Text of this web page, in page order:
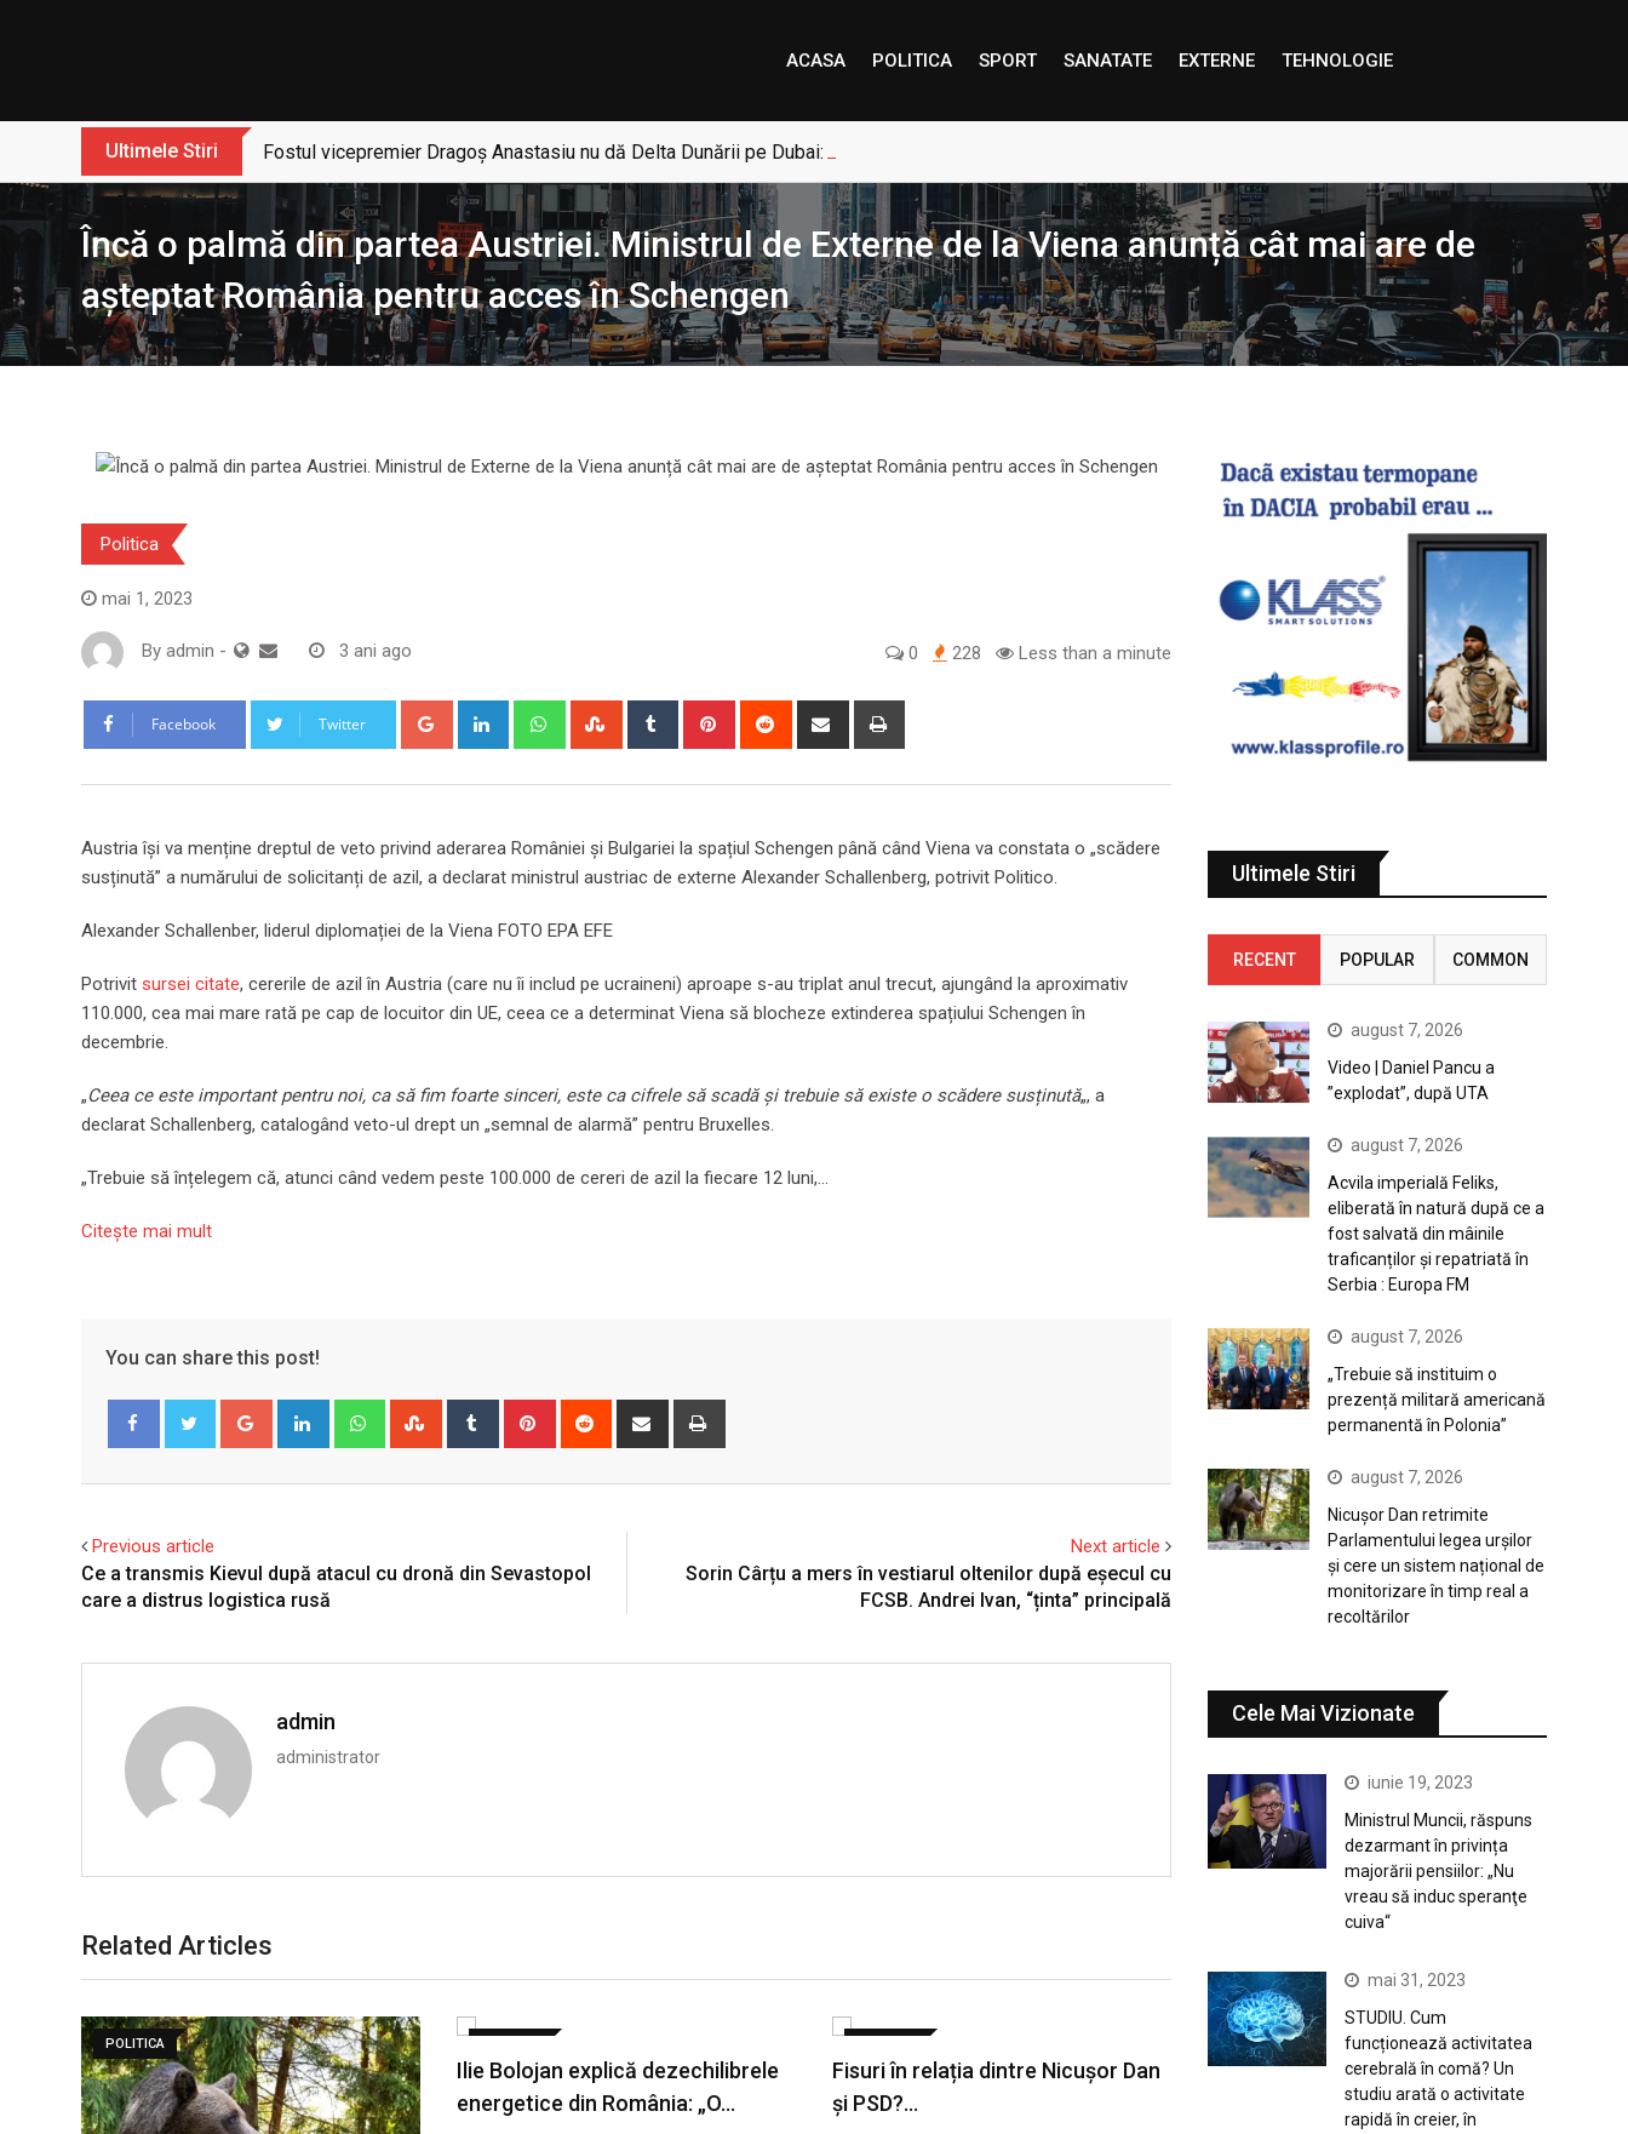
ACASA POLITICA SPORT SANATATE EXTERNE TEHNOLOGIE
Ultimele Stiri Fostul vicepremier Dragoș Anastasiu nu dă Delta Dunării pe Dubai: „Uneori, Paradisul este mai aproape decât credem”
Încă o palmă din partea Austriei. Ministrul de Externe de la Viena anunță cât mai are de
așteptat România pentru acces în Schengen
Politica
mai 1, 2023
By admin - 3 ani ago 0 228 Less than a minute
Facebook Twitter Google+ LinkedIn WhatsappStumbleUpon
Tumblr Pinterest Reddit
Share
Austria își va menține dreptul de veto privind aderarea României și Bulgariei la spațiul Schengen până când Viena va constata o „scădere
susținută” a numărului de solicitanți de azil, a declarat ministrul austriac de externe Alexander Schallenberg, potrivit Politico.
Alexander Schallenber, liderul diplomației de la Viena FOTO EPA EFE
Potrivit sursei citate, cererile de azil în Austria (care nu îi includ pe ucraineni) aproape s-au triplat anul trecut, ajungând la aproximativ
110.000, cea mai mare rată pe cap de locuitor din UE, ceea ce a determinat Viena să blocheze extinderea spațiului Schengen în
decembrie.
„Ceea ce este important pentru noi, ca să fim foarte sinceri, este ca cifrele să scadă și trebuie să existe o scădere susținută„, a
declarat Schallenberg, catalogând veto-ul drept un „semnal de alarmă” pentru Bruxelles.
„Trebuie să înțelegem că, atunci când vedem peste 100.000 de cereri de azil la fiecare 12 luni,…
Citeşte mai mult
You can share this post!
Google+ LinkedIn WhatsappStumbleUpon
Tumblr Pinterest Reddit
Share
Previous article
Ce a transmis Kievul după atacul cu dronă din Sevastopol
care a distrus logistica rusă
Next article
Sorin Cârțu a mers în vestiarul oltenilor după eșecul cu
FCSB. Andrei Ivan, “ținta” principală
admin
administrator
Related Articles
POLITICA
Ilie Bolojan explică dezechilibrele
energetice din România: „O…
Fisuri în relația dintre Nicușor Dan
și PSD?…
Ultimele Stiri
RECENT POPULAR COMMON
august 7, 2026
Video | Daniel Pancu a
”explodat”, după UTA
august 7, 2026
Acvila imperială Feliks,
eliberată în natură după ce a
fost salvată din mâinile
traficanților și repatriată în
Serbia : Europa FM
august 7, 2026
„Trebuie să instituim o
prezență militară americană
permanentă în Polonia”
august 7, 2026
Nicușor Dan retrimite
Parlamentului legea urșilor
și cere un sistem național de
monitorizare în timp real a
recoltărilor
Cele Mai Vizionate
iunie 19, 2023
Ministrul Muncii, răspuns
dezarmant în privința
majorării pensiilor: „Nu
vreau să induc speranţe
cuiva“
mai 31, 2023
STUDIU. Cum
funcționează activitatea
cerebrală în comă? Un
studiu arată o activitate
rapidă în creier, în